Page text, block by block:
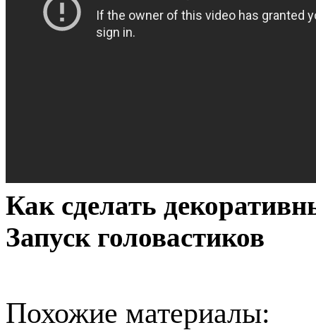
Как сделать
Запуск головастиков
Похожие материалы: